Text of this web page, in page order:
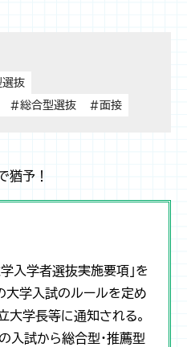
抜
#総合型選抜 #面接
猶予！
入学者選抜実施要項」を
大学入試のルールを定め
大学長等に通知される。
入試から総合型・推薦型